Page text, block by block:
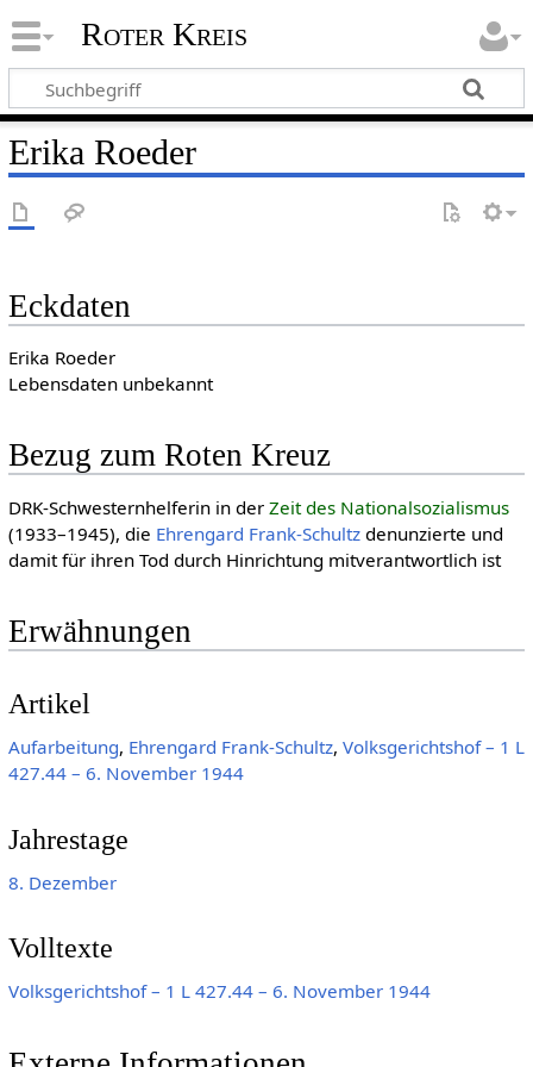
Roter Kreis
Erika Roeder
Eckdaten
Erika Roeder
Lebensdaten unbekannt
Bezug zum Roten Kreuz
DRK-Schwesternhelferin in der Zeit des National­sozia­lis­mus
(1933–1945), die Ehrengard Frank-Schultzdenunzierte und
damit für ihren Tod durch Hinrichtung mitverantwortlich ist
Erwähnungen
Artikel
Aufarbeitung, Ehrengard Frank-Schultz, Volksgerichtshof – 1 L
427.44 – 6. November 1944
Jahrestage
8. Dezember
Volltexte
Volksgerichtshof – 1 L 427.44 – 6. November 1944